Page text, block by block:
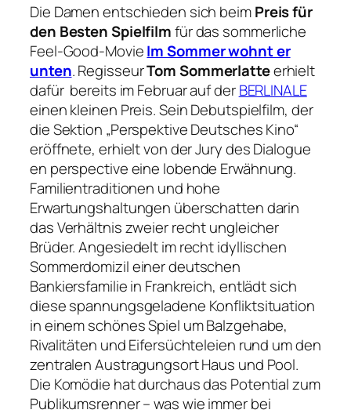
Die Damen entschieden sich beimPreis für
den Besten Spielfilmfür das sommerliche
Feel-Good-MovieIm Sommer wohnt er
unten. RegisseurTom Sommerlatteerhielt
dafür bereits im Februar auf derBERLINALE
einen kleinen Preis. Sein Debutspielfilm, der
die Sektion „Perspektive Deutsches Kino“
eröffnete, erhielt von der Jury desDialogue
en perspectiveeine lobende Erwähnung.
Familientraditionen und hohe
Erwartungshaltungen überschatten darin
das Verhältnis zweier recht ungleicher
Brüder. Angesiedelt im recht idyllischen
Sommerdomizil einer deutschen
Bankiersfamilie in Frankreich, entlädt sich
diese spannungsgeladene Konfliktsituation
in einem schönes Spiel um Balzgehabe,
Rivalitäten und Eifersüchteleien rund um den
zentralen Austragungsort Haus und Pool.
Die Komödie hat durchaus das Potential zum
Publikumsrenner – was wie immer bei